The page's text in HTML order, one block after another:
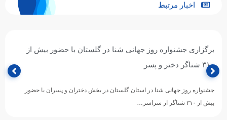
اخبار مرتبط
برگزاری جشنواره روز جهانی شنا در گلستان با حضور بیش از
۳۱۰ شناگر دختر و پسر
جشنواره روز جهانی شنا در استان گلستان در بخش دختران و پسران با حضور
بیش از ۳۱۰ شناگر از سراسر…